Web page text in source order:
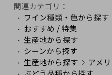
関連カテゴリ：
ワイン種類・色から探す
おすすめ / 特集
生産地から探す
シーンから探す
生産地から探す
アメ